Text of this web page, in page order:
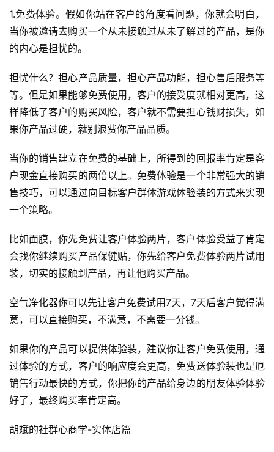
1.免费体验。假如你站在客户的角度看问题，你就会明白，
当你被邀请去购买一个从未接触过从未了解过的产品，是你
的内心是担忧的。
担忧什么？担心产品质量，担心产品功能，担心售后服务等
等。但是如果能够免费使用，客户的接受度就相对更高，这
样降低了客户的购买风险，客户就不需要担心钱财损失，如
果你产品过硬，就别浪费你产品品质。
当你的销售建立在免费的基础上，所得到的回报率肯定是客
户现金直接购买的两倍以上。免费体验是一个非常强大的销
售技巧，可以通过向目标客户群体游戏体验装的方式来实现
一个策略。
比如面膜，你先免费让客户体验两片，客户体验受益了肯定
会找你继续购买产品保健贴，你先给客户免费体验两片试用
装，切实的接触到产品，再让他购买产品。
空气净化器你可以先让客户免费试用7天，7天后客户觉得满
意，可以直接购买，不满意，不需要一分钱。
如果你的产品可以提供体验装，建议你让客户免费使用，通
过体验的方式，客户的响应度会更高，免费送体验装也是厄
销售行动最快的方式，你把你的产品给身边的朋友体验体验
好了，最终购买率肯定高。
胡斌的社群心商学-实体店篇